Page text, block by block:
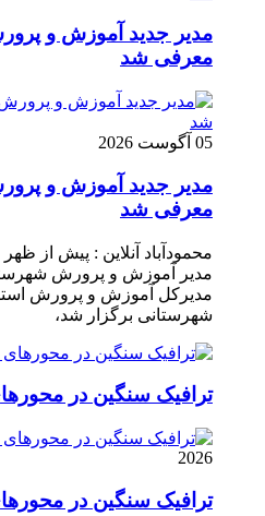
مدیر جدید آموزش و
معرفی شد
05 آگوست 2026
مدیر جدید آموزش و
معرفی شد
محمودآباد آنلاین : پیش از
مدیر آموزش و پرورش
مدیرکل آموزش و پرورش
شهرستانی برگزار شد،
ترافیک سنگین در
2026
ترافیک سنگین در